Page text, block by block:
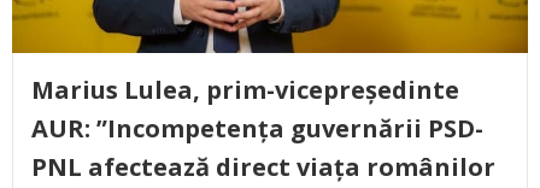
Marius Lulea, prim-vicepreședinte
AUR: ”Incompetența guvernării PSD-
PNL afectează direct viața românilor